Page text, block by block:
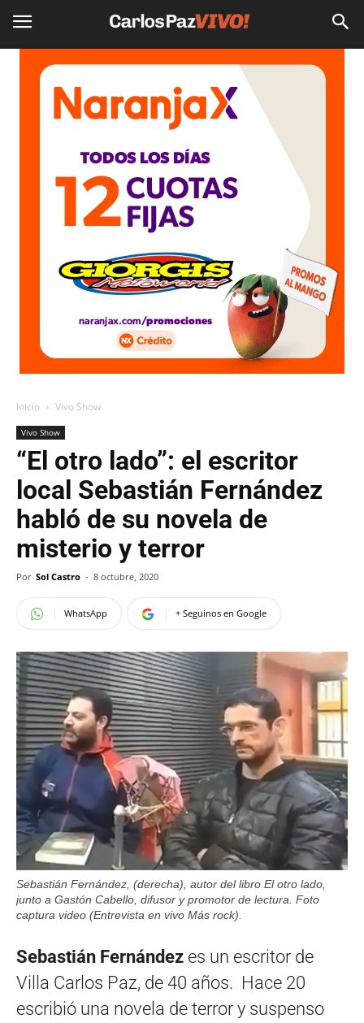
Inicio Vivo Show
Vivo Show
“El otro lado”: el escritor
local Sebastián Fernández
habló de su novela de
misterio y terror
Por Sol Castro - 8 octubre, 2020
WhatsApp + Seguinos en Google
Sebastián Fernández, (derecha), autor del libro El otro lado,
junto a Gastón Cabello, difusor y promotor de lectura. Foto
captura video (Entrevista en vivo Más rock).
Sebastián Fernández es un escritor de
Villa Carlos Paz, de 40 años. Hace 20
escribió una novela de terror y suspenso